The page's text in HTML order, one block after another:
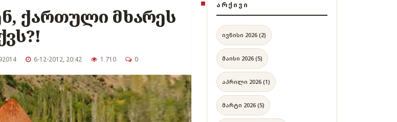
ქართული მხარეს
6-12-2012, 20:42 1 710 0
ᲐᲠᲥᲘᲕᲘ
ივნისი 2026 (2)
მაისი 2026 (5)
აპრილი 2026 (1)
მარტი 2026 (5)